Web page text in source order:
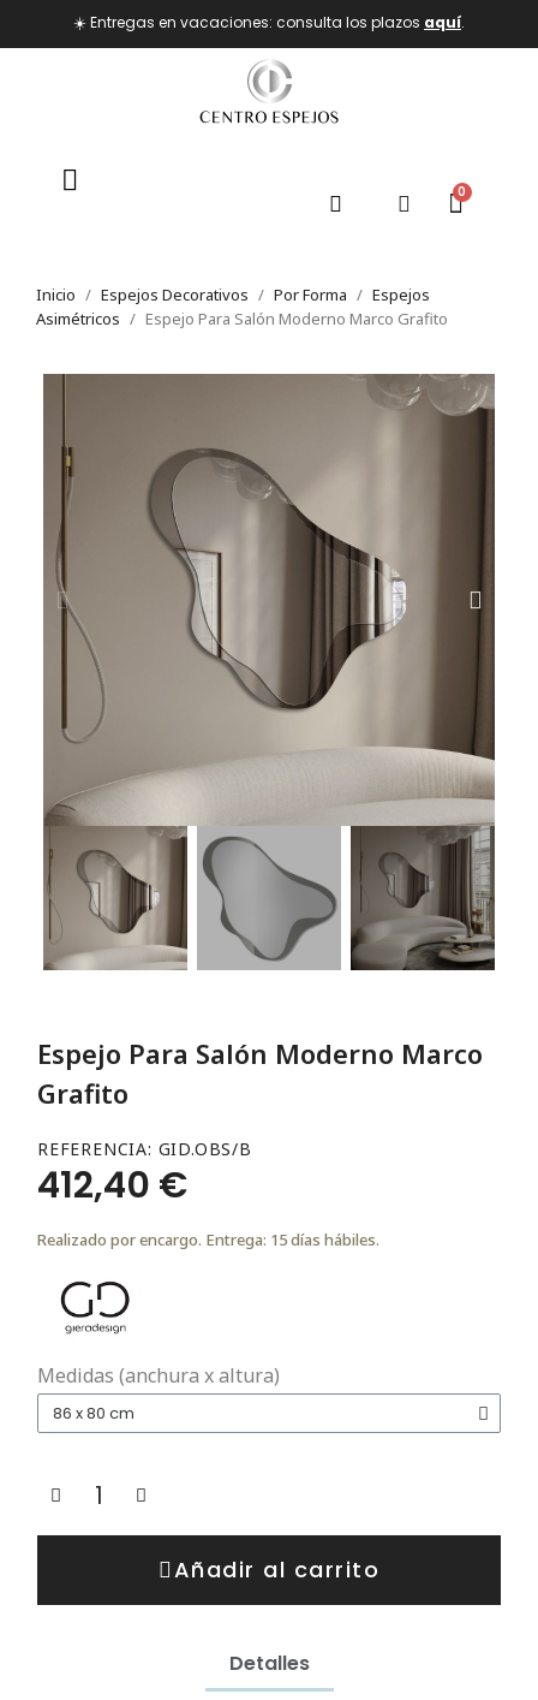
☀️ Entregas en vacaciones: consulta los plazos aquí.
Inicio Espejos Decorativos Por Forma
Espejos
Asimétricos
Espejo Para Salón Moderno Marco Grafito
Espejo Para Salón Moderno Marco
Grafito
REFERENCIA GID.OBS/B
412,40 €
Realizado por encargo. Entrega: 15 días hábiles.
Medidas (anchura x altura)
Añadir al carrito
Detalles